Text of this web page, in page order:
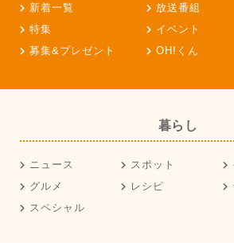
新着一覧 放送番組
特集
イベント
募集&プレゼント
OH!くん
暮らし
ニュース スポット
グルメ
レシピ
スペシャル